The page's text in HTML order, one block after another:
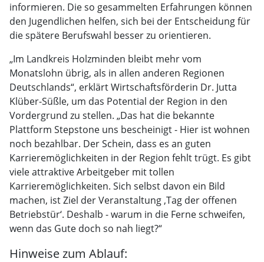
informieren. Die so gesammelten Erfahrungen können
den Jugendlichen helfen, sich bei der Entscheidung für
die spätere Berufswahl besser zu orientieren.
„Im Landkreis Holzminden bleibt mehr vom
Monatslohn übrig, als in allen anderen Regionen
Deutschlands“, erklärt Wirtschaftsförderin Dr. Jutta
Klüber-Süßle, um das Potential der Region in den
Vordergrund zu stellen. „Das hat die bekannte
Plattform Stepstone uns bescheinigt - Hier ist wohnen
noch bezahlbar. Der Schein, dass es an guten
Karrieremöglichkeiten in der Region fehlt trügt. Es gibt
viele attraktive Arbeitgeber mit tollen
Karrieremöglichkeiten. Sich selbst davon ein Bild
machen, ist Ziel der Veranstaltung ‚Tag der offenen
Betriebstür‘. Deshalb - warum in die Ferne schweifen,
wenn das Gute doch so nah liegt?“
Hinweise zum Ablauf: